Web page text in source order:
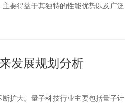
要得益于其独特的性能优势以及广泛
发展规划分析
扩大。量子科技行业主要包括量子计